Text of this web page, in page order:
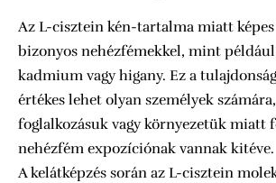
Az L-cisztein kén-tartalma miatt képes
bizonyos nehézfémekkel, mint
kadmium vagy higany. Ez a
értékes lehet olyan személyek
foglalkozásuk vagy környezetük miatt
nehézfém expozíciónak vannak kitéve.
A kelátképzés során az L-cisztein